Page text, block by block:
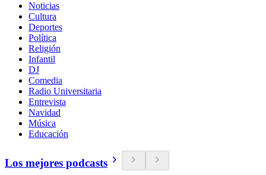
Noticias
Cultura
Deportes
Política
Religión
Infantil
DJ
Comedia
Radio Universitaria
Entrevista
Navidad
Música
Educación
Los mejores podcasts